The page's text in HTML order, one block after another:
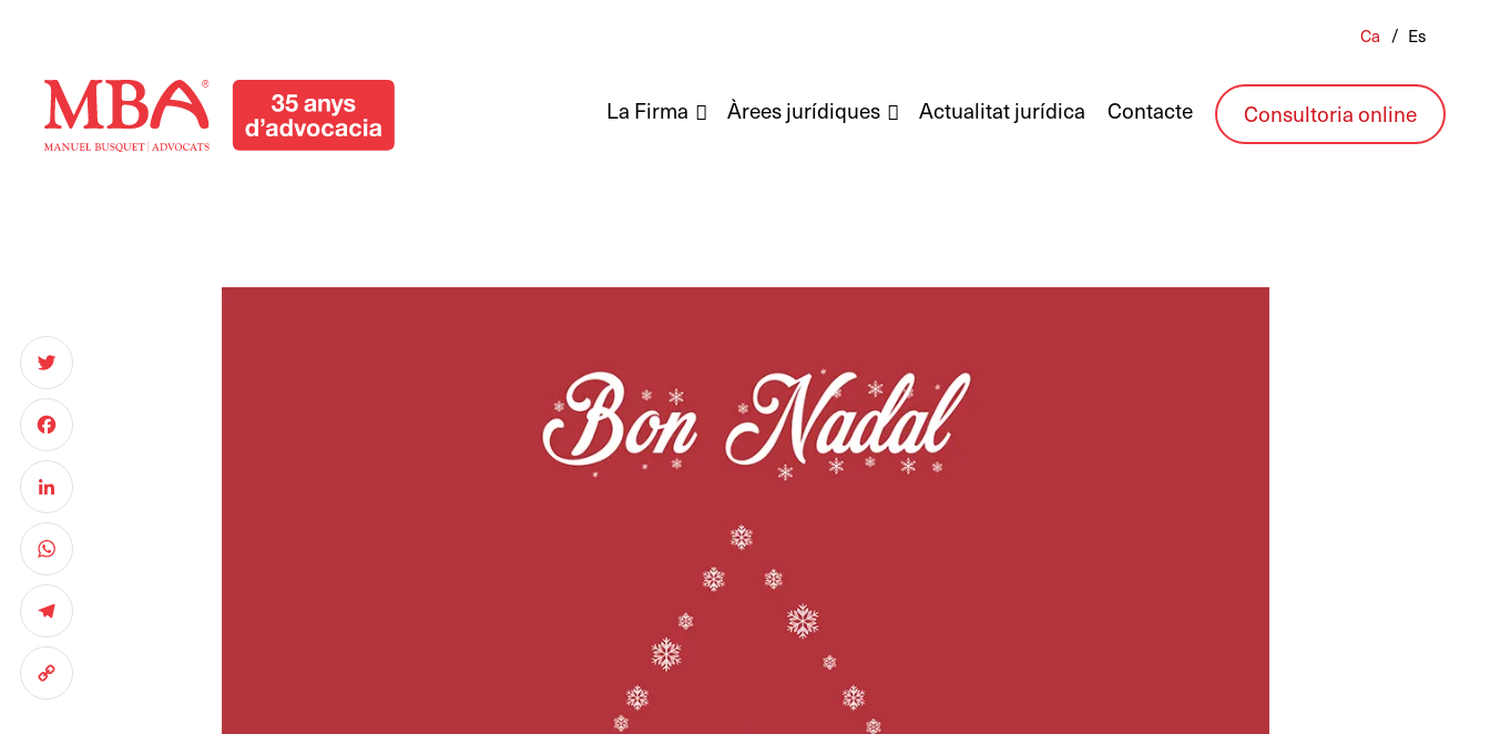
Ca Es
La Firma Àrees jurídiques Actualitat jurídica Contacte Consultoria online
Twitter
Facebook
LinkedIn
WhatsApp
Telegram